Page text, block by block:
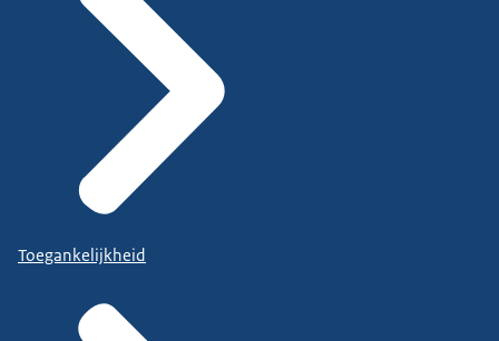
Toegankelijkheid